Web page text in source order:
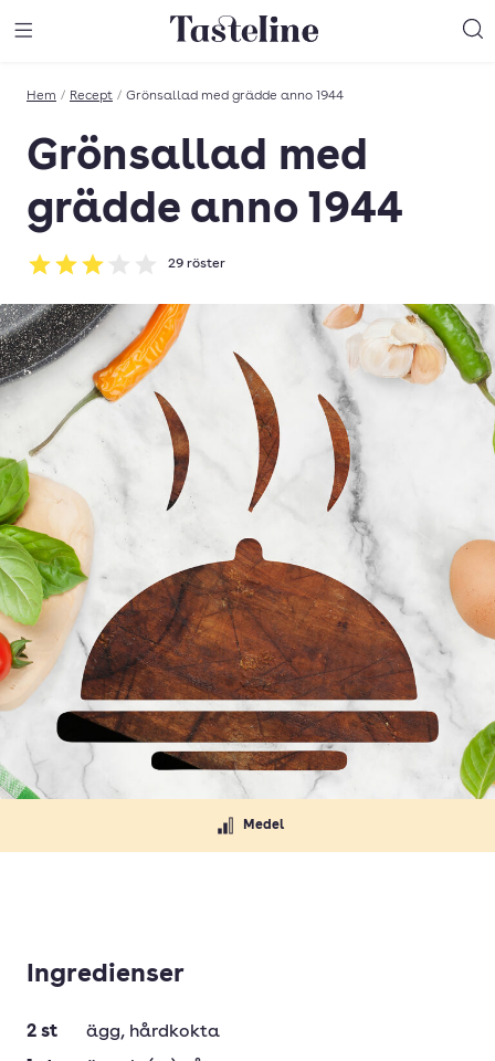
Till Tastelines startsida
Hem / Recept / Grönsallad med grädde anno 1944
Grönsallad med
grädde anno 1944
Betyg: 3.07 av 5
29 röster
Medel
Ingredienser
2 st ägg, hårdkokta